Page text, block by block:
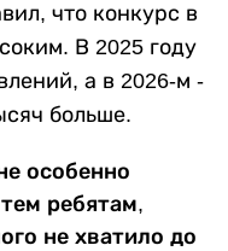
что конкурс в
В 2025 году
а в 2026-м -
больше.
особенно
ребятам,
не хватило до